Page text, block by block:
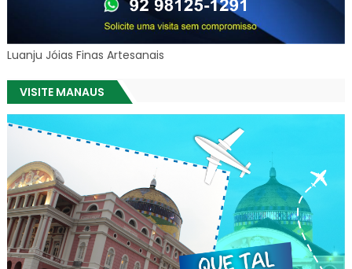
Luanju Jóias Finas Artesanais
VISITE MANAUS